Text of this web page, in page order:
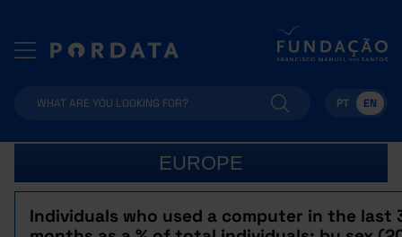
PT EN
EUROPE
Individuals who used a computer in the last